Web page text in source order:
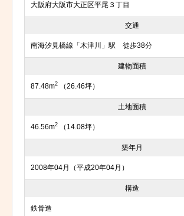
大阪府大阪市大正区平尾３丁目
交通
南海汐見橋線「木津川」駅 徒歩38分
建物面積
87.48m2 （26.46坪）
土地面積
46.56m2 （14.08坪）
築年月
2008年04月（平成20年04月）
構造
鉄骨造